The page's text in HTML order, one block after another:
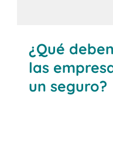
¿Qué
las
un seguro?